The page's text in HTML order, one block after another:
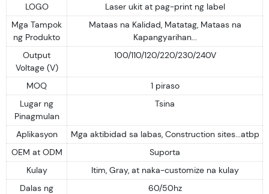
LOGO
Laser ukit at pag-print ng label
Mga Tampok
ng Produkto
Mataas na Kalidad, Matatag, Mataas na
Kapangyarihan...
Output
Voltage (V)
100/110/120/220/230/240V
MOQ
1 piraso
Lugar ng
Pinagmulan
Tsina
Aplikasyon
Mga aktibidad sa labas, Construction sites...atbp
OEM at ODM
Suporta
Kulay
Itim, Gray, at naka-customize na kulay
Dalas ng
60/50hz